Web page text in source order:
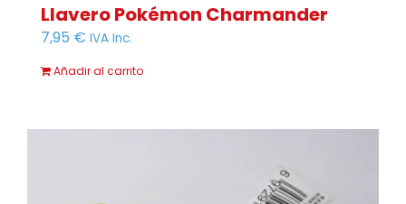
Llavero Pokémon Charmander
7,95 € IVA Inc.
Añadir al carrito